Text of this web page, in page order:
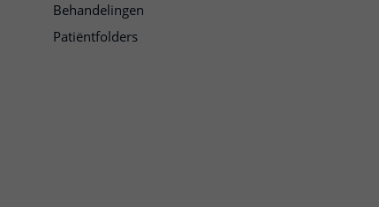
Behandelingen
Patiëntfolders